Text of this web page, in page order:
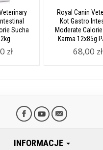
Sucha
zł
Royal Canin
Kot Gastro
Moderate
Karma 12x85g
68,00 zł
INFORMACJE